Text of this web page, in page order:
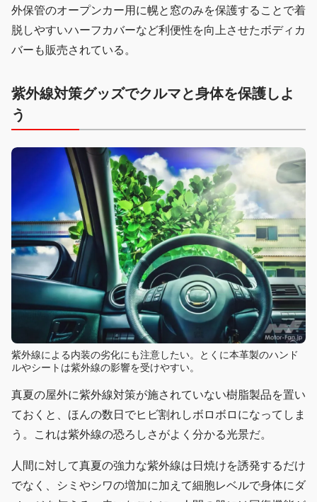
外保管のオープンカー用に幌と窓のみを保護することで着
脱しやすいハーフカバーなど利便性を向上させたボディカ
バーも販売されている。
紫外線対策グッズでクルマと身体を保護しよ
う
紫外線による内装の劣化にも注意したい。とくに本革製のハンド
ルやシートは紫外線の影響を受けやすい。
真夏の屋外に紫外線対策が施されていない樹脂製品を置い
ておくと、ほんの数日でヒビ割れしボロボロになってしま
う。これは紫外線の恐ろしさがよく分かる光景だ。
人間に対して真夏の強力な紫外線は日焼けを誘発するだけ
でなく、シミやシワの増加に加えて細胞レベルで身体にダ